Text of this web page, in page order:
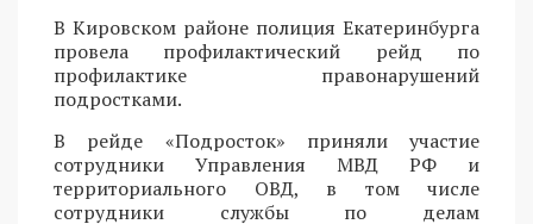
В Кировском районе полиция Екатеринбурга
провела профилактический рейд по
профилактике правонарушений
подростками.
В рейде «Подросток» приняли участие
сотрудники Управления МВД РФ и
территориального ОВД, в том числе
сотрудники службы по делам